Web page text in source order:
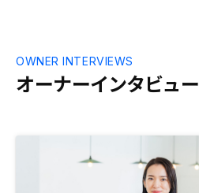
オーナーインタビュー
OWNER INTERVIEWS